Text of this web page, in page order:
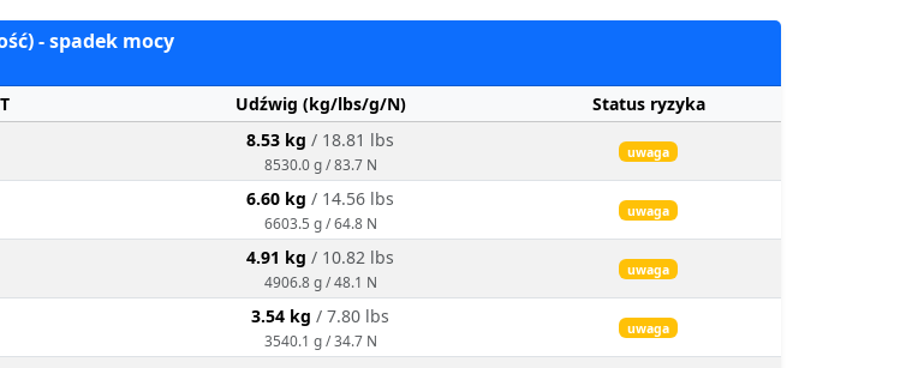
- spadek mocy
Udźwig (kg/lbs/g/N) Status ryzyka
8.53 kg / 18.81 lbs
8530.0 g / 83.7 N
uwaga
6.60 kg / 14.56 lbs
6603.5 g / 64.8 N
uwaga
4.91 kg / 10.82 lbs
4906.8 g / 48.1 N
uwaga
3.54 kg / 7.80 lbs
3540.1 g / 34.7 N
uwaga